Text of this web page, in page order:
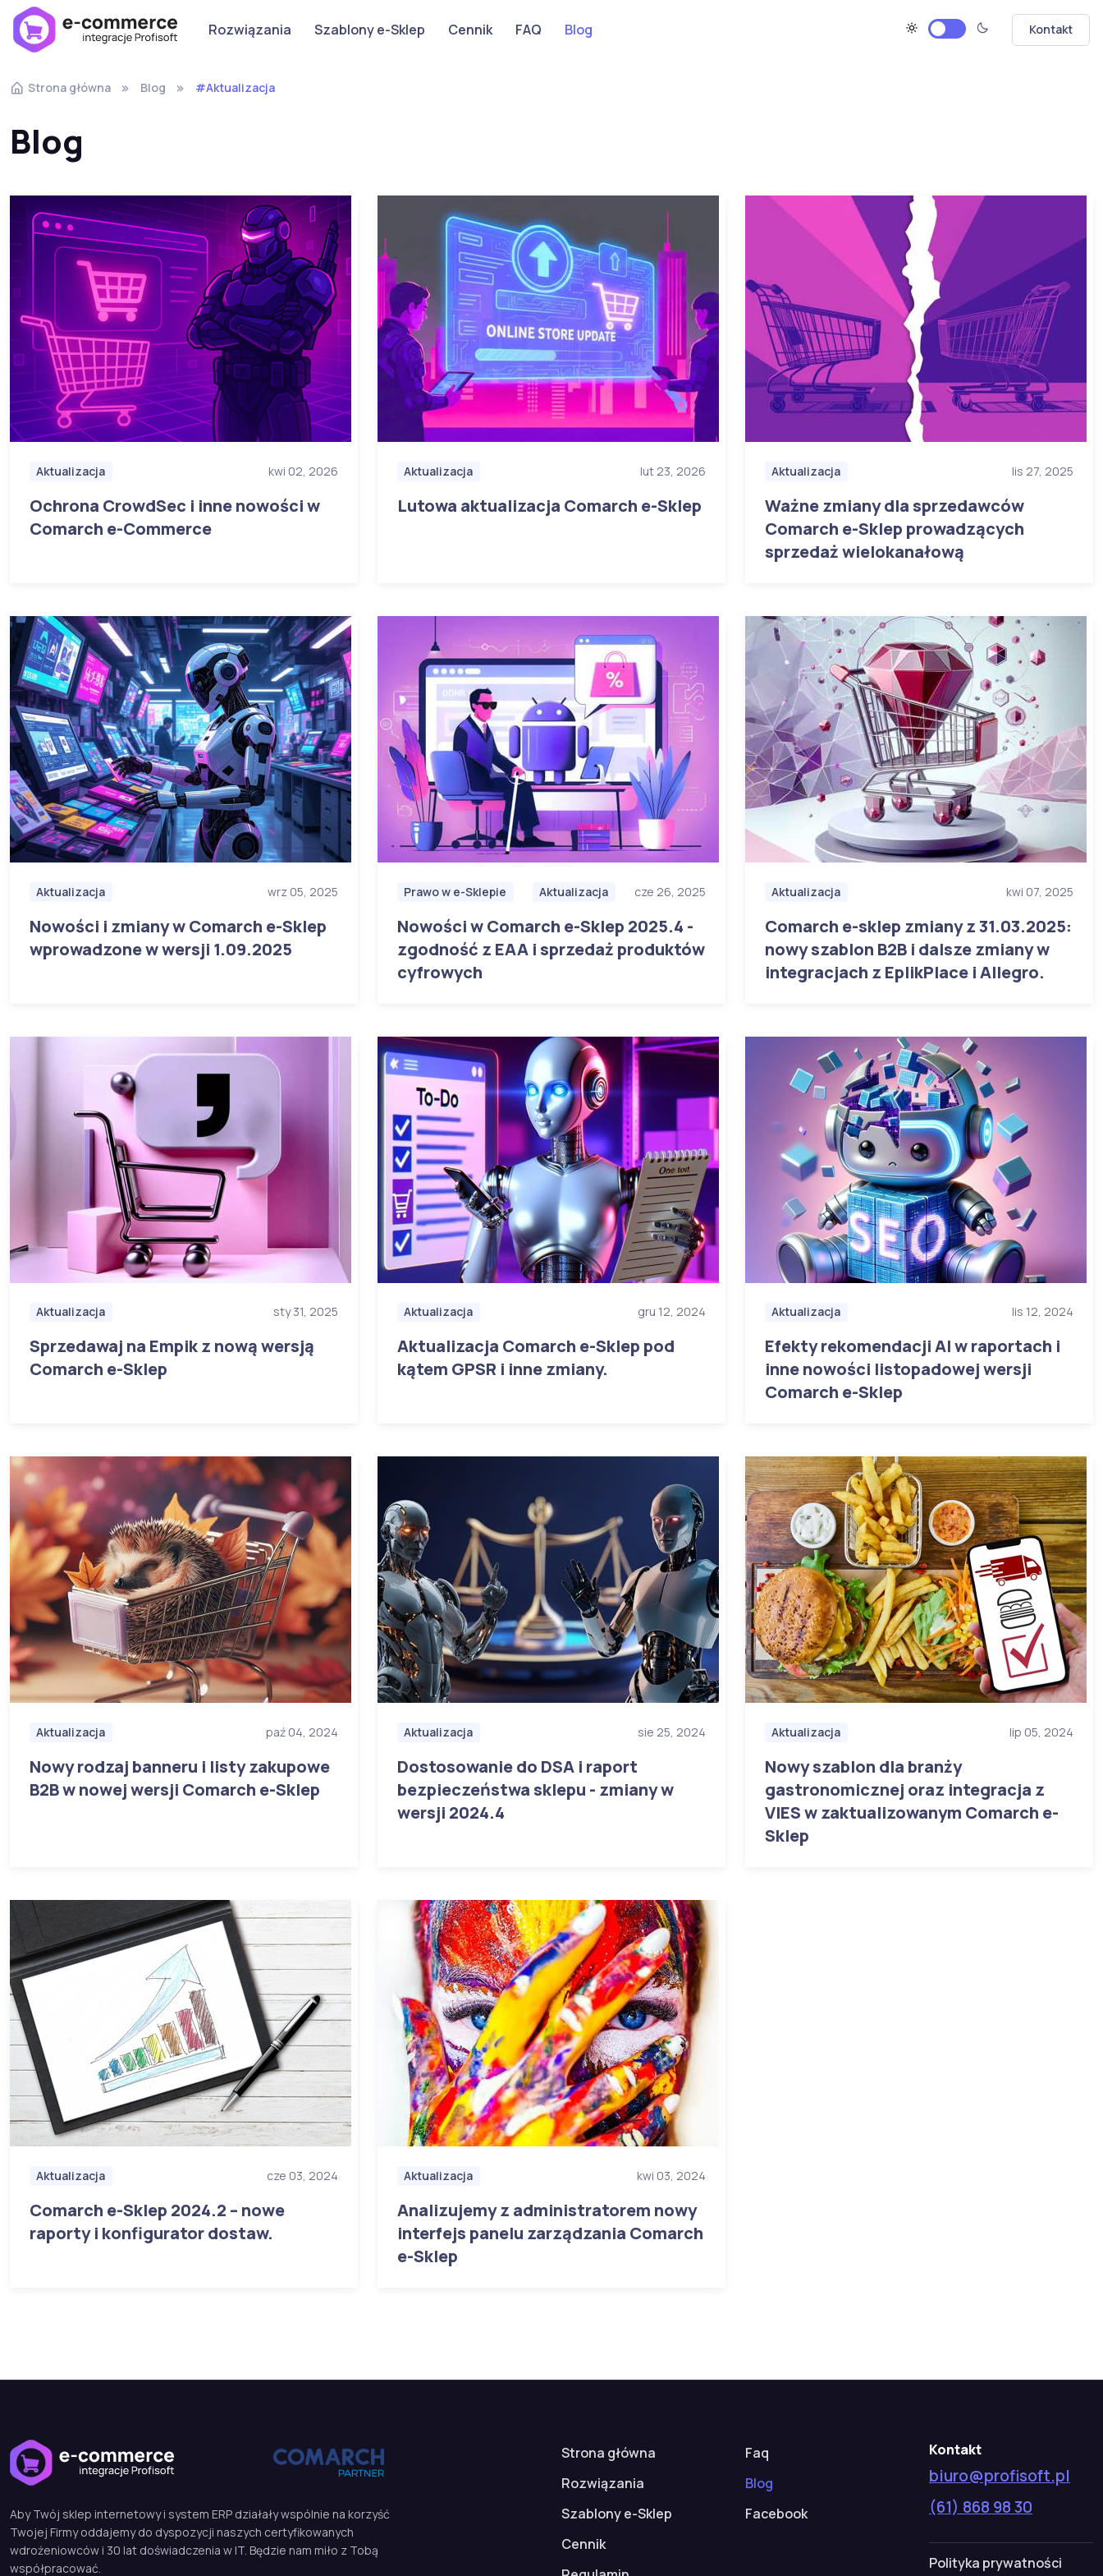
Rozwiązania Szablony e-Sklep Cennik FAQ Blog Kontakt
Strona główna Blog #Aktualizacja
Blog
Aktualizacja kwi 02, 2026
Ochrona CrowdSec i inne nowości w
Comarch e-Commerce
Aktualizacja lut 23, 2026
Lutowa aktualizacja Comarch e-Sklep
Aktualizacja lis 27, 2025
Ważne zmiany dla sprzedawców
Comarch e-Sklep prowadzących
sprzedaż wielokanałową
Aktualizacja wrz 05, 2025
Nowości i zmiany w Comarch e-Sklep
wprowadzone w wersji 1.09.2025
Prawo w e-Sklepie Aktualizacja cze 26, 2025
Nowości w Comarch e-Sklep 2025.4 -
zgodność z EAA i sprzedaż produktów
cyfrowych
Aktualizacja kwi 07, 2025
Comarch e-sklep zmiany z 31.03.2025:
nowy szablon B2B i dalsze zmiany w
integracjach z EplikPlace i Allegro.
Aktualizacja sty 31, 2025
Sprzedawaj na Empik z nową wersją
Comarch e-Sklep
Aktualizacja gru 12, 2024
Aktualizacja Comarch e-Sklep pod
kątem GPSR i inne zmiany.
Aktualizacja lis 12, 2024
Efekty rekomendacji AI w raportach i
inne nowości listopadowej wersji
Comarch e-Sklep
Aktualizacja paź 04, 2024
Nowy rodzaj banneru i listy zakupowe
B2B w nowej wersji Comarch e-Sklep
Aktualizacja sie 25, 2024
Dostosowanie do DSA i raport
bezpieczeństwa sklepu - zmiany w
wersji 2024.4
Aktualizacja lip 05, 2024
Nowy szablon dla branży
gastronomicznej oraz integracja z
VIES w zaktualizowanym Comarch e-
Sklep
Aktualizacja cze 03, 2024
Comarch e-Sklep 2024.2 – nowe
raporty i konfigurator dostaw.
Aktualizacja kwi 03, 2024
Analizujemy z administratorem nowy
interfejs panelu zarządzania Comarch
e-Sklep
Aby Twój sklep internetowy i system ERP działały wspólnie na korzyść
Twojej Firmy oddajemy do dyspozycji naszych certyfikowanych
wdrożeniowców i 30 lat doświadczenia w IT. Będzie nam miło z Tobą
współpracować.
Strona główna
Rozwiązania
Szablony e-Sklep
Cennik
Faq
Blog
Facebook
Kontakt
biuro@profisoft.pl
(61) 868 98 30
Polityka prywatności